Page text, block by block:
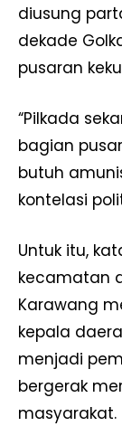
diusung
dekade
pusaran
“Pilkada
bagian
butuh
kontelasi
Untuk itu,
kecamatan
Karawang
kepala
menjadi
bergerak
masyarakat.